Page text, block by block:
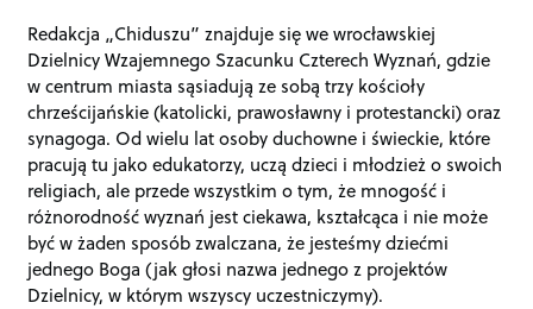
Redakcja „Chiduszu” znajduje się we wrocławskiej
Dzielnicy Wzajemnego Szacunku Czterech Wyznań, gdzie
w centrum miasta sąsiadują ze sobą trzy kościoły
chrześcijańskie (katolicki, prawosławny i protestancki) oraz
synagoga. Od wielu lat osoby duchowne i świeckie, które
pracują tu jako edukatorzy, uczą dzieci i młodzież o swoich
religiach, ale przede wszystkim o tym, że mnogość i
różnorodność wyznań jest ciekawa, kształcąca i nie może
być w żaden sposób zwalczana, że jesteśmy dziećmi
jednego Boga (jak głosi nazwa jednego z projektów
Dzielnicy, w którym wszyscy uczestniczymy).